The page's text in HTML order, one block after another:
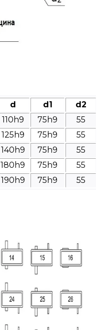
d d1
d2
110h9 75h9
55
125h9 75h9
55
140h9 75h9
55
180h9 75h9
55
190h9 75h9 55